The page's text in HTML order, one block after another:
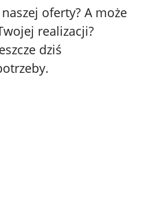
oferty? A może
realizacji?
dziś